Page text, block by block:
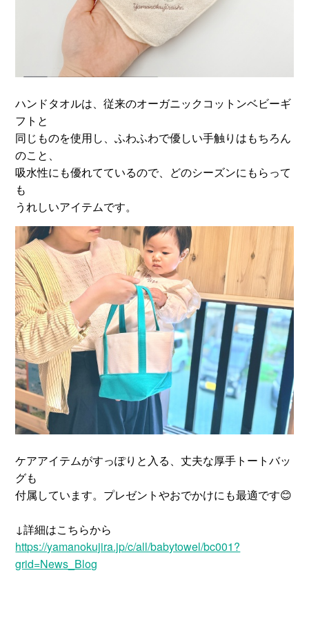
ハンドタオルは、従来のオーガニックコットンベビーギ
フトと
同じものを使用し、ふわふわで優しい手触りはもちろん
のこと、
吸水性にも優れてているので、どのシーズンにもらって
も
うれしいアイテムです。
ケアアイテムがすっぽりと入る、丈夫な厚手トートバッ
グも
付属しています。プレゼントやおでかけにも最適です😊
↓詳細はこちらから
https://yamanokujira.jp/c/all/babytowel/bc001?
grid=News_Blog